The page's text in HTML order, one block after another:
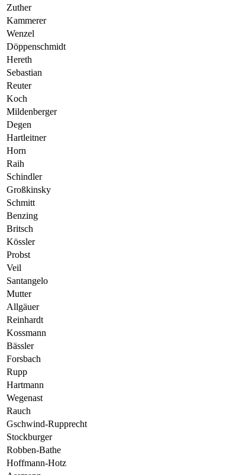
Zuther
Kammerer
Wenzel
Döppenschmidt
Hereth
Sebastian
Reuter
Koch
Mildenberger
Degen
Hartleitner
Horn
Raih
Schindler
Großkinsky
Schmitt
Benzing
Britsch
Kössler
Probst
Veil
Santangelo
Mutter
Allgäuer
Reinhardt
Kossmann
Bässler
Forsbach
Rupp
Hartmann
Wegenast
Rauch
Gschwind-Rupprecht
Stockburger
Robben-Bathe
Hoffmann-Hotz